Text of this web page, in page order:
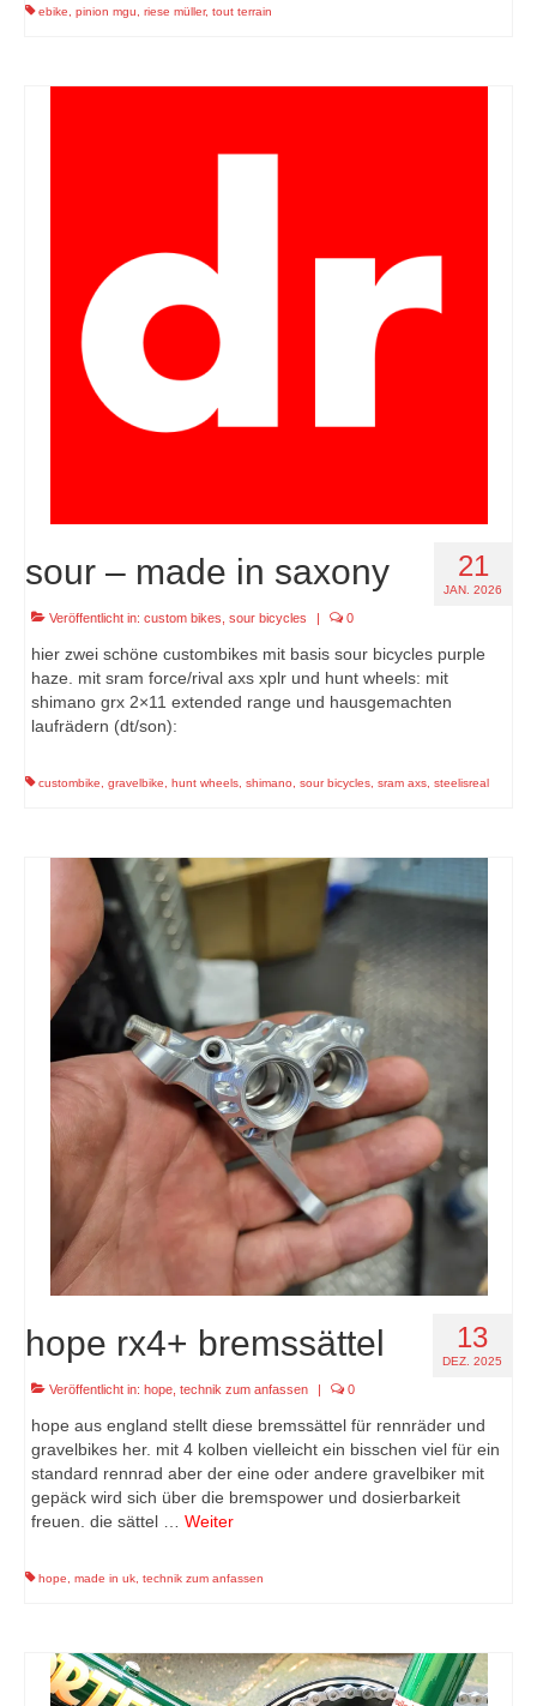
ebike pinion mgu riese müller, tout terrain
21
JAN. 2026
sour – made in saxony
Veröffentlicht in: custom bikes sour bicycles | 0
hier zwei schöne custombikes mit basis sour bicycles purple
haze. mit sram force/rival axs xplr und hunt wheels: mit
shimano grx 2×11 extended range und hausgemachten
laufrädern (dt/son):
custombike gravelbike hunt wheels shimano sour bicycles sram axs steelisreal
13
DEZ. 2025
hope rx4+ bremssättel
Veröffentlicht in: hope technik zum anfassen | 0
hope aus england stellt diese bremssättel für rennräder und
gravelbikes her. mit 4 kolben vielleicht ein bisschen viel für ein
standard rennrad aber der eine oder andere gravelbiker mit
gepäck wird sich über die bremspower und dosierbarkeit
freuen. die sättel … Weiter
hope made in uk technik zum anfassen